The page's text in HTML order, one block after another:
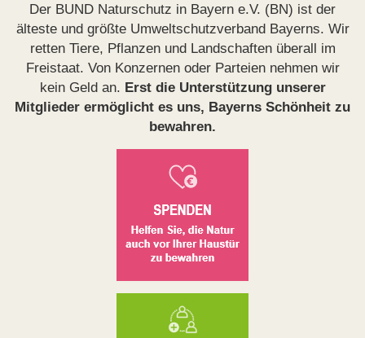
Der BUND Naturschutz in Bayern e.V. (BN) ist der
älteste und größte Umweltschutzverband Bayerns. Wir
retten Tiere, Pflanzen und Landschaften überall im
Freistaat. Von Konzernen oder Parteien nehmen wir
kein Geld an. Erst die Unterstützung unserer
Mitglieder ermöglicht es uns, Bayerns Schönheit zu
bewahren.